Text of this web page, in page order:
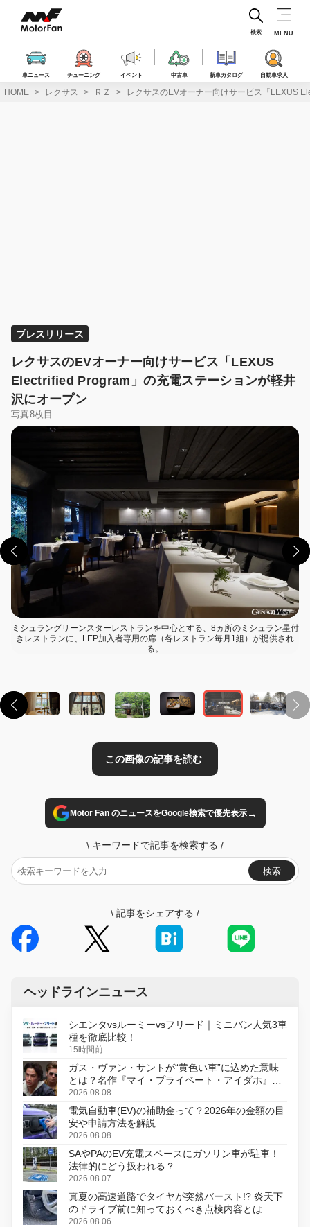
ス
車ニュース チューニング イベント 中古車 新車カタログ 自動車求人
検索 MENU
HOME レクサス ＲＺ レクサスのEVオーナー向けサービス「LEXUS
プレスリリース
レクサスのEVオーナー向けサービス「LEXUS
Electrified Program」の充電ステーションが軽井
沢にオープン
写真8枚目
ミシュラングリーンスターレストランを中心とする、8ヵ所のミシュラン星付
きレストランに、LEP加入者専用の席（各レストラン毎月1組）が提供され
る。
この画像の記事を読む
Motor Fan のニュースをGoogle検索で優先表示→
\ キーワードで記事を検索する /
検索
\ 記事をシェアする /
ヘッドラインニュース
シエンタvsルーミーvsフリード｜ミニバン人気3車
種を徹底比較！
15時間前
ガス・ヴァン・サントが“黄色い車”に込めた意味
とは？名作『マイ・プライベート・アイダホ』が
初のデジタルリマスター版で復活
2026.08.08
電気自動車(EV)の補助金って？2026年の金額の目
安や申請方法を解説
2026.08.08
SAやPAのEV充電スペースにガソリン車が駐車！
法律的にどう扱われる？
2026.08.07
真夏の高速道路でタイヤが突然バースト!? 炎天下
のドライブ前に知っておくべき点検内容とは
2026.08.06